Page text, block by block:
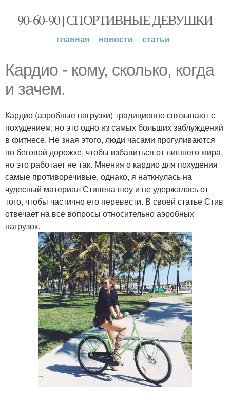
90-60-90 | СПОРТИВНЫЕ ДЕВУШКИ
главная новости статьи
Кардио - кому, сколько, когда
и зачем.
Кардио (аэробные нагрузки) традиционно связывают с
похудением, но это одно из самых больших заблуждений
в фитнесе. Не зная этого, люди часами прогуливаются
по беговой дорожке, чтобы избавиться от лишнего жира,
но это работает не так. Мнения о кардио для похудения
самые противоречивые, однако, я наткнулась на
чудесный материал Стивена шоу и не удержалась от
того, чтобы частично его перевести. В своей статье Стив
отвечает на все вопросы относительно аэробных
нагрузок.